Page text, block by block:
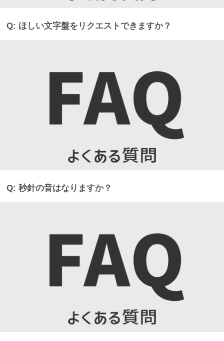
Q: ほしい文字盤をリクエストできますか？
Q: 秒針の音はなりますか？